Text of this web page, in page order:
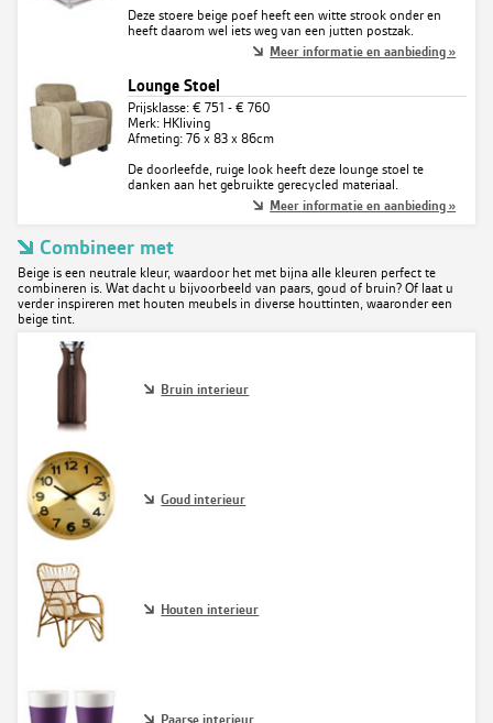
Deze stoere beige poef heeft een witte strook onder en
heeft daarom wel iets weg van een jutten postzak.
Meer informatie en aanbieding »
Lounge Stoel
Prijsklasse: € 751 - € 760
Merk: HKliving
Afmeting: 76 x 83 x 86cm
De doorleefde, ruige look heeft deze lounge stoel te
danken aan het gebruikte gerecycled materiaal.
Meer informatie en aanbieding »
Combineer met
Beige is een neutrale kleur, waardoor het met bijna alle kleuren perfect te
combineren is. Wat dacht u bijvoorbeeld van paars, goud of bruin? Of laat u
verder inspireren met houten meubels in diverse houttinten, waaronder een
beige tint.
Bruin interieur
Goud interieur
Houten interieur
Paarse interieur